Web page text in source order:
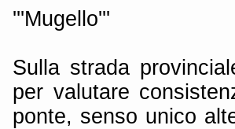
'''Mugello'''
Sulla strada
per valutare
ponte, senso unico